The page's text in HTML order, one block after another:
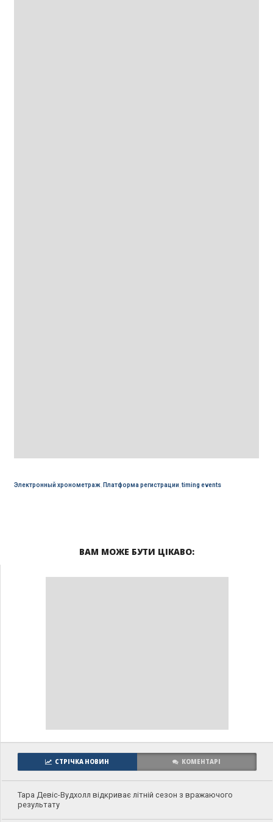
Электронный хронометраж, Платформа регистрации timing events
ВАМ МОЖЕ БУТИ ЦІКАВО:
СТРІЧКА НОВИН КОМЕНТАРІ
Тара Девіс-Вудхолл відкриває літній сезон з вражаючого
результату